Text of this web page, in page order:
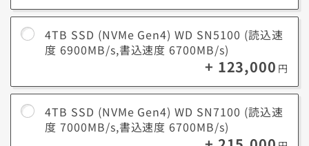
4TB SSD (NVMe Gen4) WD SN5100 (読込速
度 6900MB/s,書込速度 6700MB/s)
+ 123,000 円
4TB SSD (NVMe Gen4) WD SN7100 (読込速
度 7000MB/s,書込速度 6700MB/s)